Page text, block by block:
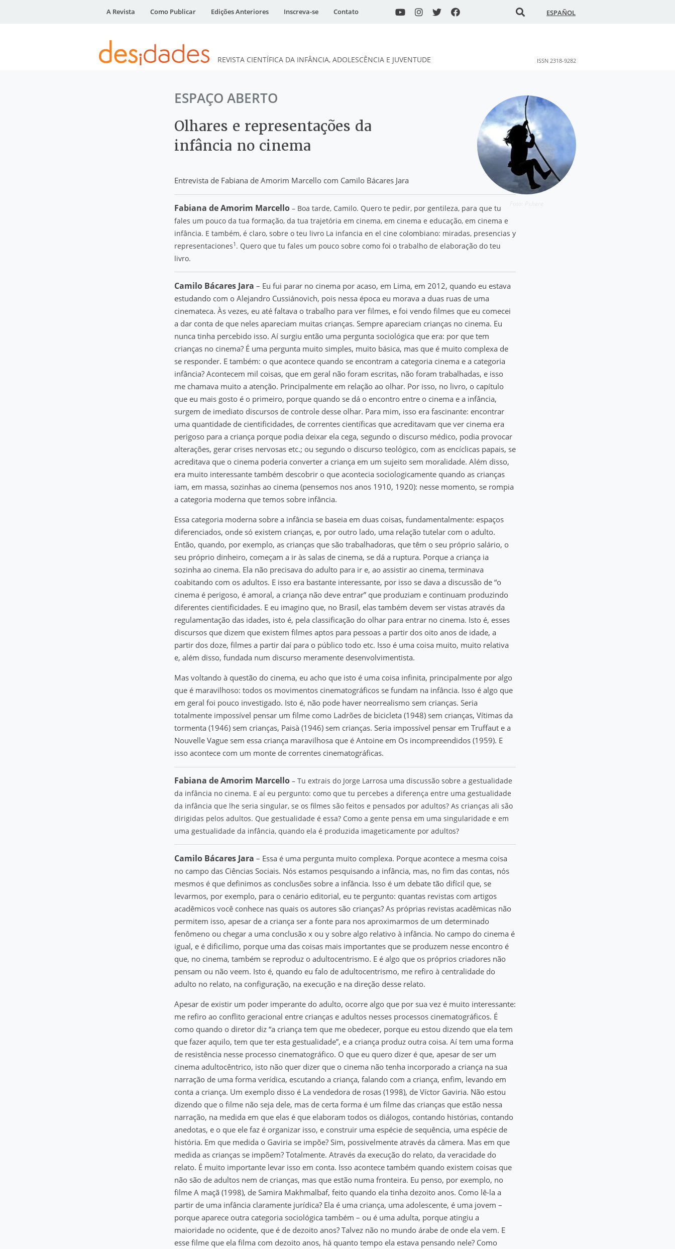
A Revista Como Publicar Edições Anteriores Inscreva-se Contato ESPAÑOL
DESidades
REVISTA CIENTÍFICA DA INFÂNCIA, ADOLESCÊNCIA E JUVENTUDE ISSN 2318-9282
ESPAÇO ABERTO
Olhares e representações da
infância no cinema
Entrevista de Fabiana de Amorim Marcello com Camilo Bácares Jara
Fabiana de Amorim Marcello – Boa tarde, Camilo. Quero te pedir, por gentileza, para que tu
fales um pouco da tua formação, da tua trajetória em cinema, em cinema e educação, em cinema e
infância. E também, é claro, sobre o teu livro La infancia en el cine colombiano: miradas, presencias y
representaciones1 . Quero que tu fales um pouco sobre como foi o trabalho de elaboração do teu
livro.
Camilo Bácares Jara – Eu fui parar no cinema por acaso, em Lima, em 2012, quando eu estava
estudando com o Alejandro Cussiánovich, pois nessa época eu morava a duas ruas de uma
cinemateca. Às vezes, eu até faltava o trabalho para ver filmes, e foi vendo filmes que eu comecei
a dar conta de que neles apareciam muitas crianças. Sempre apareciam crianças no cinema. Eu
nunca tinha percebido isso. Aí surgiu então uma pergunta sociológica que era: por que tem
crianças no cinema? É uma pergunta muito simples, muito básica, mas que é muito complexa de
se responder. E também: o que acontece quando se encontram a categoria cinema e a categoria
infância? Acontecem mil coisas, que em geral não foram escritas, não foram trabalhadas, e isso
me chamava muito a atenção. Principalmente em relação ao olhar. Por isso, no livro, o capítulo
que eu mais gosto é o primeiro, porque quando se dá o encontro entre o cinema e a infância,
surgem de imediato discursos de controle desse olhar. Para mim, isso era fascinante: encontrar
uma quantidade de cientificidades, de correntes científicas que acreditavam que ver cinema era
perigoso para a criança porque podia deixar ela cega, segundo o discurso médico, podia provocar
alterações, gerar crises nervosas etc.; ou segundo o discurso teológico, com as encíclicas papais, se
acreditava que o cinema poderia converter a criança em um sujeito sem moralidade. Além disso,
era muito interessante também descobrir o que acontecia sociologicamente quando as crianças
iam, em massa, sozinhas ao cinema (pensemos nos anos 1910, 1920): nesse momento, se rompia
a categoria moderna que temos sobre infância.
Essa categoria moderna sobre a infância se baseia em duas coisas, fundamentalmente: espaços
diferenciados, onde só existem crianças, e, por outro lado, uma relação tutelar com o adulto.
Então, quando, por exemplo, as crianças que são trabalhadoras, que têm o seu próprio salário, o
seu próprio dinheiro, começam a ir às salas de cinema, se dá a ruptura. Porque a criança ia
sozinha ao cinema. Ela não precisava do adulto para ir e, ao assistir ao cinema, terminava
coabitando com os adultos. E isso era bastante interessante, por isso se dava a discussão de “o
cinema é perigoso, é amoral, a criança não deve entrar” que produziam e continuam produzindo
diferentes cientificidades. E eu imagino que, no Brasil, elas também devem ser vistas através da
regulamentação das idades, isto é, pela classificação do olhar para entrar no cinema. Isto é, esses
discursos que dizem que existem filmes aptos para pessoas a partir dos oito anos de idade, a
partir dos doze, filmes a partir daí para o público todo etc. Isso é uma coisa muito, muito relativa
e, além disso, fundada num discurso meramente desenvolvimentista.
Mas voltando à questão do cinema, eu acho que isto é uma coisa infinita, principalmente por algo
que é maravilhoso: todos os movimentos cinematográficos se fundam na infância. Isso é algo que
em geral foi pouco investigado. Isto é, não pode haver neorrealismo sem crianças. Seria
totalmente impossível pensar um filme como Ladrões de bicicleta (1948) sem crianças, Vítimas da
tormenta (1946) sem crianças, Paisà (1946) sem crianças. Seria impossível pensar em Truffaut e a
Nouvelle Vague sem essa criança maravilhosa que é Antoine em Os incompreendidos (1959). E
isso acontece com um monte de correntes cinematográficas.
Fabiana de Amorim Marcello – Tu extrais do Jorge Larrosa uma discussão sobre a gestualidade
da infância no cinema. E aí eu pergunto: como que tu percebes a diferença entre uma gestualidade
da infância que lhe seria singular, se os filmes são feitos e pensados por adultos? As crianças ali são
dirigidas pelos adultos. Que gestualidade é essa? Como a gente pensa em uma singularidade e em
uma gestualidade da infância, quando ela é produzida imageticamente por adultos?
Camilo Bácares Jara – Essa é uma pergunta muito complexa. Porque acontece a mesma coisa
no campo das Ciências Sociais. Nós estamos pesquisando a infância, mas, no fim das contas, nós
mesmos é que definimos as conclusões sobre a infância. Isso é um debate tão difícil que, se
levarmos, por exemplo, para o cenário editorial, eu te pergunto: quantas revistas com artigos
acadêmicos você conhece nas quais os autores são crianças? As próprias revistas acadêmicas não
permitem isso, apesar de a criança ser a fonte para nos aproximarmos de um determinado
fenômeno ou chegar a uma conclusão x ou y sobre algo relativo à infância. No campo do cinema é
igual, e é dificílimo, porque uma das coisas mais importantes que se produzem nesse encontro é
que, no cinema, também se reproduz o adultocentrismo. E é algo que os próprios criadores não
pensam ou não veem. Isto é, quando eu falo de adultocentrismo, me refiro à centralidade do
adulto no relato, na configuração, na execução e na direção desse relato.
Apesar de existir um poder imperante do adulto, ocorre algo que por sua vez é muito interessante:
me refiro ao conflito geracional entre crianças e adultos nesses processos cinematográficos. É
como quando o diretor diz “a criança tem que me obedecer, porque eu estou dizendo que ela tem
que fazer aquilo, tem que ter esta gestualidade”, e a criança produz outra coisa. Aí tem uma forma
de resistência nesse processo cinematográfico. O que eu quero dizer é que, apesar de ser um
cinema adultocêntrico, isto não quer dizer que o cinema não tenha incorporado a criança na sua
narração de uma forma verídica, escutando a criança, falando com a criança, enfim, levando em
conta a criança. Um exemplo disso é La vendedora de rosas (1998), de Víctor Gaviria. Não estou
dizendo que o filme não seja dele, mas de certa forma é um filme das crianças que estão nessa
narração, na medida em que elas é que elaboram todos os diálogos, contando histórias, contando
anedotas, e o que ele faz é organizar isso, e construir uma espécie de sequência, uma espécie de
história. Em que medida o Gaviria se impõe? Sim, possivelmente através da câmera. Mas em que
medida as crianças se impõem? Totalmente. Através da execução do relato, da veracidade do
relato. É muito importante levar isso em conta. Isso acontece também quando existem coisas que
não são de adultos nem de crianças, mas que estão numa fronteira. Eu penso, por exemplo, no
filme A maçã (1998), de Samira Makhmalbaf, feito quando ela tinha dezoito anos. Como lê-la a
partir de uma infância claramente jurídica? Ela é uma criança, uma adolescente, é uma jovem –
porque aparece outra categoria sociológica também – ou é uma adulta, porque atingiu a
maioridade no ocidente, que é de dezoito anos? Talvez não no mundo árabe de onde ela vem. E
esse filme que ela filma com dezoito anos, há quanto tempo ela estava pensando nele? Como